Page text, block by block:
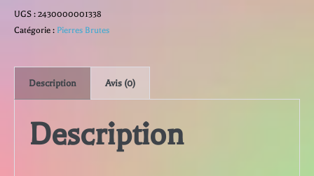
Aventurine
Verte
UGS : 2430000001338
Catégorie : Pierres Brutes
Description Avis (0)
Description